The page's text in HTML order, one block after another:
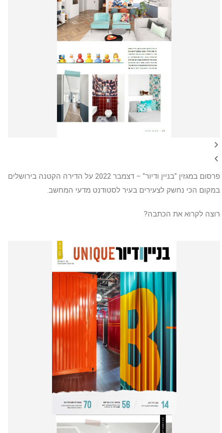
פרסום במגזין "בניין ודיור" – דצמבר 2022 על הדירה הקטנה בירושלים
במקום הכי נחשק לצעירים בעיר לסטודנט מדעי המחשב.
רוצה לקרוא את הכתבה?